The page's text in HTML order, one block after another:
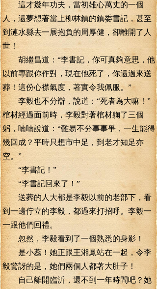
這才幾年功夫，當初雄心萬丈的一個
人，還夢想著當上柳林鎮的鎮委書記，甚至
到漣水縣去一展抱負的周厚健，卻離開了人
世！
胡繼昌道：“李書記，你可真夠意思，他
以前專跟你作對，現在他死了，你還過來送
葬！這份心襟氣度，著實令我佩服。”
李毅也不分辯，說道：“死者為大嘛！”
棺材經過面前時，李毅對著棺材躹了三個
躬，喃喃說道：“難易不分事事爭，一生能得
幾回成？平時只想市中足，到老才知足亦
空。”
“李書記！”
“李書記回來了！”
送葬的人大都是李毅以前的老部下，看
到一邊佇立的李毅，都過來打招呼。李毅一
一跟他們回禮。
忽然，李毅看到了一個熟悉的身影！
是小蕊！她正跟王湘鳳站在一起，令李
毅驚訝的是，她們兩個人都著大肚子！
自己離開臨沂，還不到一年時間吧？她